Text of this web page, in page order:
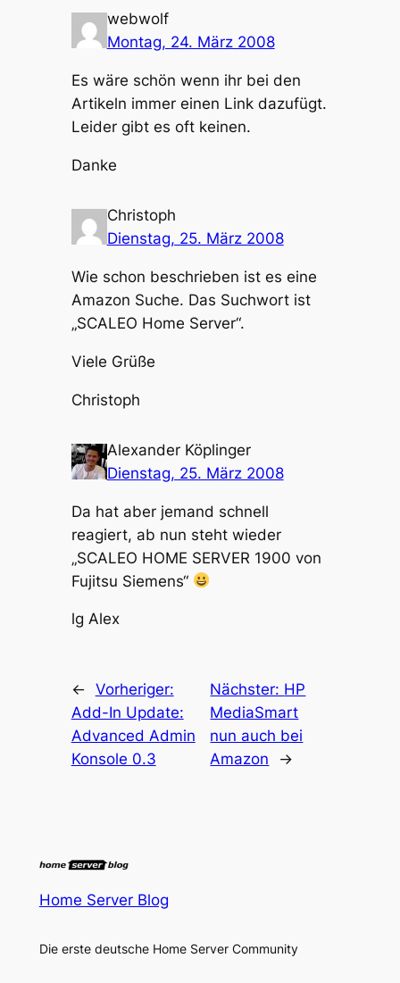
webwolf
Montag, 24. März 2008
Es wäre schön wenn ihr bei den
Artikeln immer einen Link dazufügt.
Leider gibt es oft keinen.
Danke
Christoph
Dienstag, 25. März 2008
Wie schon beschrieben ist es eine
Amazon Suche. Das Suchwort ist
„SCALEO Home Server“.
Viele Grüße
Christoph
Alexander Köplinger
Dienstag, 25. März 2008
Da hat aber jemand schnell
reagiert, ab nun steht wieder
„SCALEO HOME SERVER 1900 von
Fujitsu Siemens“
lg Alex
← Vorheriger:
Add-In Update:
Advanced Admin
Konsole 0.3
Nächster: HP
MediaSmart
nun auch bei
Amazon
→
Home Server Blog
Die erste deutsche Home Server Community